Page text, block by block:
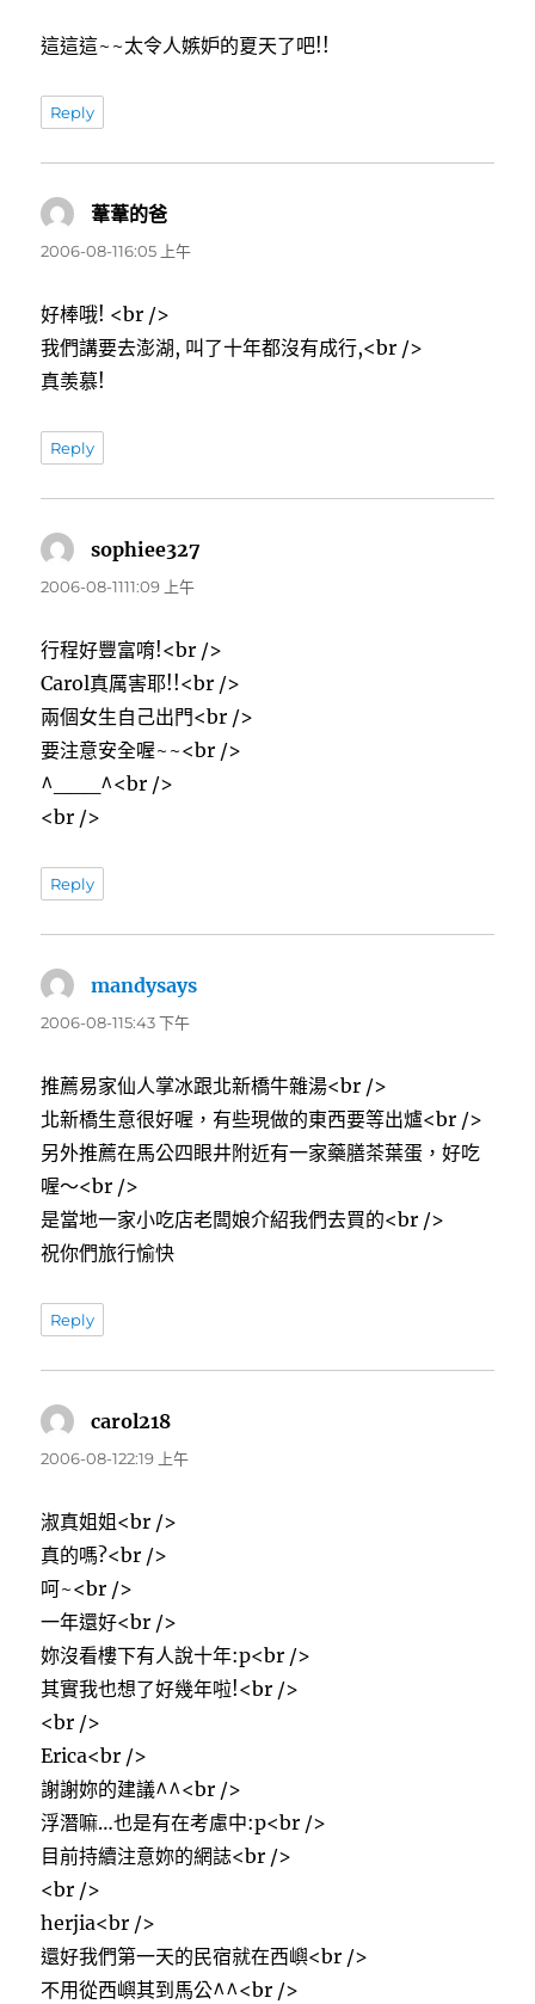
這這這~~太令人嫉妒的夏天了吧!!
Reply
葦葦的爸
示:
2006-08-116:05 上午
好棒哦! <br />
我們講要去澎湖, 叫了十年都沒有成行,<br />
真羡慕!
Reply
sophiee327
2006-08-1111:09 上午
行程好豐富唷!<br />
Carol真厲害耶!!<br />
兩個女生自己出門<br />
要注意安全喔~~<br />
^___^<br />
<br />
Reply
mandysays
2006-08-115:43 下午
推薦易家仙人掌冰跟北新橋牛雜湯<br />
北新橋生意很好喔，有些現做的東西要等出爐<br />
另外推薦在馬公四眼井附近有一家藥膳茶葉蛋，好吃
喔～<br />
是當地一家小吃店老闆娘介紹我們去買的<br />
祝你們旅行愉快
Reply
carol218
示:
2006-08-122:19 上午
淑真姐姐<br />
真的嗎?<br />
呵~<br />
一年還好<br />
妳沒看樓下有人說十年:p<br />
其實我也想了好幾年啦!<br />
<br />
Erica<br />
謝謝妳的建議^^<br />
浮潛嘛…也是有在考慮中:p<br />
目前持續注意妳的網誌<br />
<br />
herjia<br />
還好我們第一天的民宿就在西嶼<br />
不用從西嶼其到馬公^^<br />